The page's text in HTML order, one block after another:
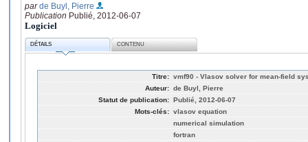
parde Buyl, Pierre
Publication Publié, 2012-06-07
Logiciel
DÉTAILS CONTENU
Titre: vmf90 - Vlasov solver for mean-field
Auteur: de Buyl, Pierre
Statut de publication: Publié, 2012-06-07
Mots-clés: vlasov equation
numerical simulation
fortran